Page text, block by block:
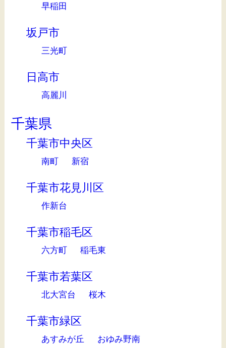
早稲田
坂戸市
三光町
日高市
高麗川
千葉県
千葉市中央区
南町 新宿
千葉市花見川区
作新台
千葉市稲毛区
六方町 稲毛東
千葉市若葉区
北大宮台 桜木
千葉市緑区
あすみが丘 おゆみ野南